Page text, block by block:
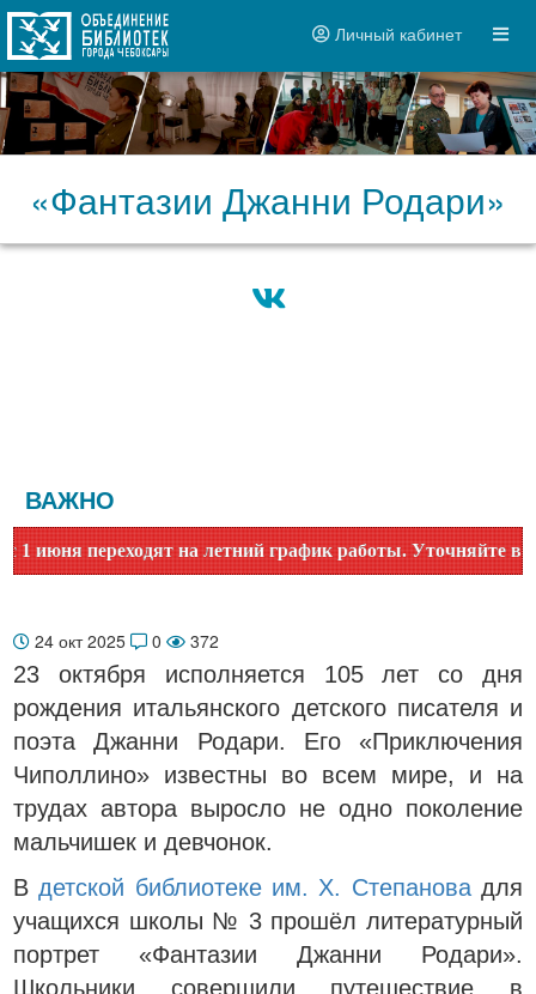
Личный кабинет
«Фантазии Джанни Родари»
ВАЖНО
переходят на летний график работы. Уточняйте
24 окт 2025 0 372
23 октября исполняется 105 лет со дня
рождения итальянского детского писателя и
поэта Джанни Родари. Его «Приключения
Чиполлино» известны во всем мире, и на
трудах автора выросло не одно поколение
мальчишек и девчонок.
Вдетской библиотеке им. Х. Степановадля
учащихся школы № 3 прошёл литературный
портрет «Фантазии Джанни Родари».
Школьники совершили путешествие в